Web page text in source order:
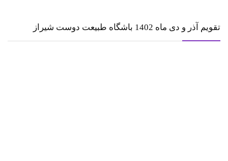
تقویم آذر و دی ماه 1402 باشگاه طبیعت دوست شیراز